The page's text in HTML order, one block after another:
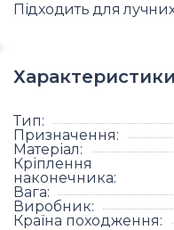
Підходить для лучних
Характеристики
Тип:
Призначення:
Матеріал:
Кріплення
наконечника:
Вага:
Виробник:
Країна походження: